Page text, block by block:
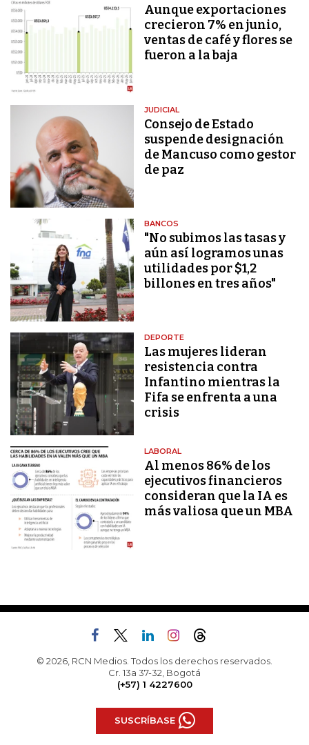
Aunque exportaciones
crecieron 7% en junio,
ventas de café y flores se
fueron a la baja
JUDICIAL
Consejo de Estado
suspende designación
de Mancuso como gestor
de paz
BANCOS
"No subimos las tasas y
aún así logramos unas
utilidades por $1,2
billones en tres años"
DEPORTE
Las mujeres lideran
resistencia contra
Infantino mientras la
Fifa se enfrenta a una
crisis
LABORAL
Al menos 86% de los
ejecutivos financieros
consideran que la IA es
más valiosa que un MBA
© 2026, RCN Medios. Todos los derechos reservados.
Cr. 13a 37-32, Bogotá
(+57) 1 4227600
SUSCRÍBASE